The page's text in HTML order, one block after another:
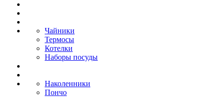
Чайники
Термосы
Котелки
Наборы посуды
Наколенники
Пончо